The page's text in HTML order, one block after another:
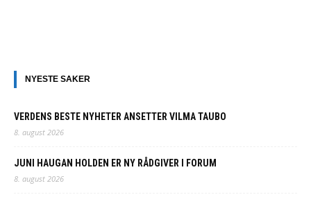
NYESTE SAKER
VERDENS BESTE NYHETER ANSETTER VILMA TAUBO
8. august 2026
JUNI HAUGAN HOLDEN ER NY RÅDGIVER I FORUM
8. august 2026